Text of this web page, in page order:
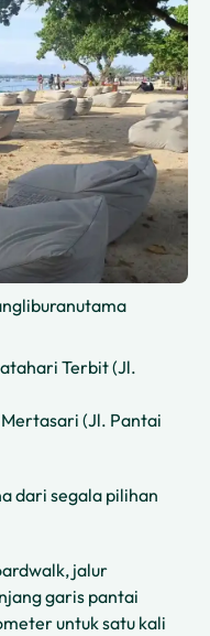
Terbit (Jl.
(Jl. Pantai
dari segala pilihan
jalur
garis pantai
untuk satu kali